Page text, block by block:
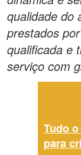
qualidade do
prestados
qualificada e
serviço com
Tudo
para